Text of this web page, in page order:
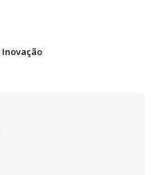
Inovação